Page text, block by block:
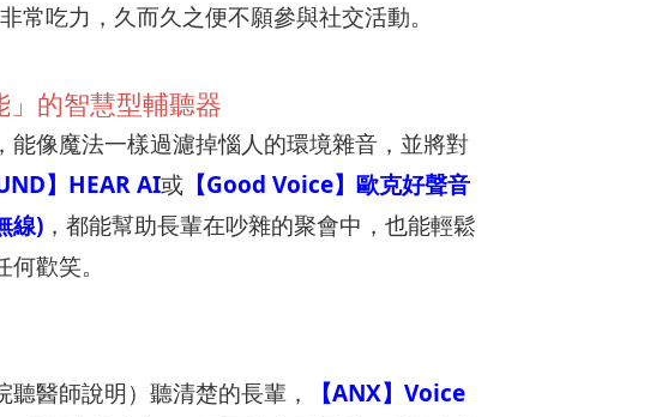
吃力，久而久之便不願參與社交活動。
的智慧型輔聽器
像魔法一樣過濾掉惱人的環境雜音，並將對
】HEAR AI或 【Good Voice】歐克好聲音
線) ，都能幫助長輩在吵雜的聚會中，也能輕鬆
歡笑。
醫師說明）聽清楚的長輩，
【ANX】Voice